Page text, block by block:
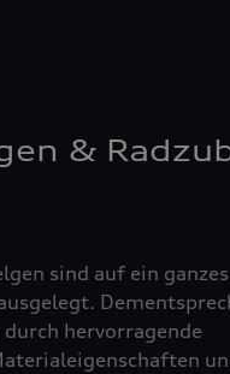
&
sind auf ein ganzes
durch hervorragende